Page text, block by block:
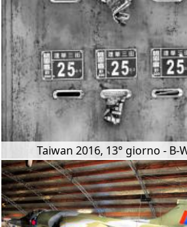
Taiwan 2016, 13° giorno - B-